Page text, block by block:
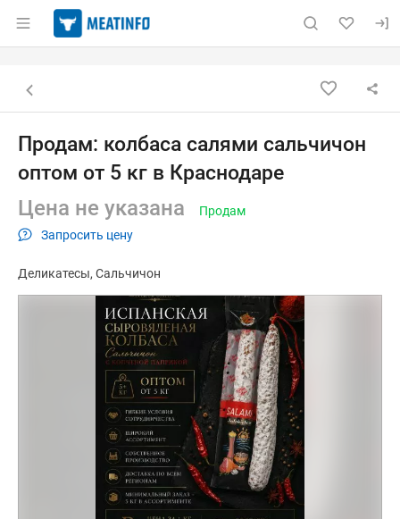
Раздел навигации по сайту meatinfo.ru
Объявление: Продам: колбаса
Навигация и управление объявлением
Назад к списку объявлений
Продам: колбаса салями сальчичон
оптом от 5 кг в Краснодаре
Цена не указана
Запросить цену
Продам
Деликатесы Сальчичон